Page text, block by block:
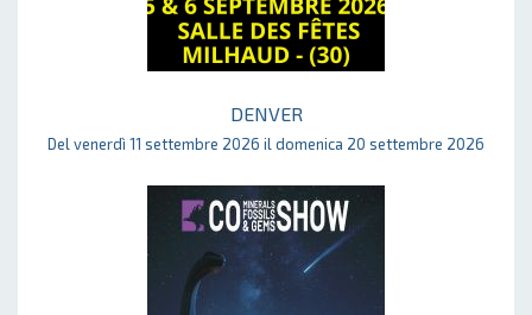
DENVER
Del venerdì 11 settembre 2026 il domenica 20 settembre 2026